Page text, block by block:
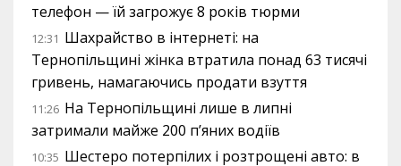
телефон — їй загрожує 8 років тюрми
12:31 Шахрайство в інтернеті: на
Тернопільщині жінка втратила понад 63 тисячі
гривень, намагаючись продати взуття
11:26 На Тернопільщині лише в липні
затримали майже 200 п’яних водіїв
10:35 Шестеро потерпілих і розтрощені авто: в